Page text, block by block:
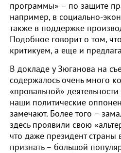
программы» – по защите
например, в социально-
также в поддержке
Подобное говорит о том,
критикуем, а еще и
В докладе у Зюганова на
содержалось очень много
«провальной»
наши политические
замечают. Более того –
здесь проявили свою
что даже президент
признать – большой